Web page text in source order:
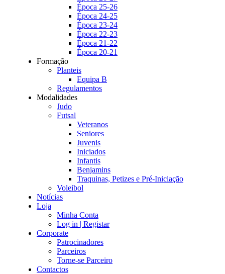
Época 25-26
Época 24-25
Época 23-24
Época 22-23
Época 21-22
Época 20-21
Formação
Planteis
Equipa B
Regulamentos
Modalidades
Judo
Futsal
Veteranos
Seniores
Juvenis
Iniciados
Infantis
Benjamins
Traquinas, Petizes e Pré-Iniciação
Voleibol
Notícias
Loja
Minha Conta
Log in | Registar
Corporate
Patrocinadores
Parceiros
Torne-se Parceiro
Contactos